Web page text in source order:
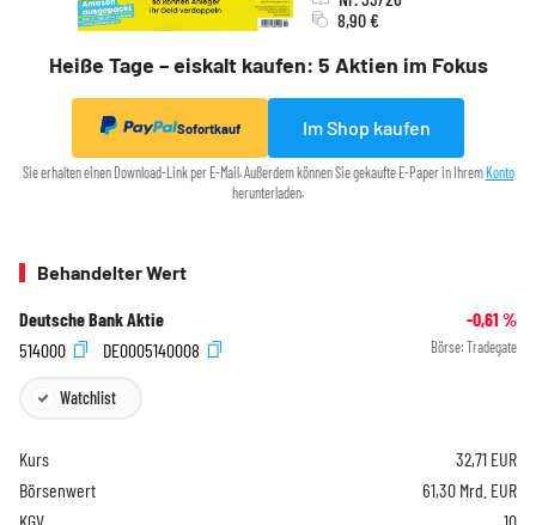
Heiße Tage – eiskalt kaufen: 5 Aktien im Fokus
8,90 €
Sofortkauf Im Shop kaufen
Sie erhalten einen Download-Link per E-Mail. Außerdem können Sie gekaufte E-Paper in Ihrem Konto
herunterladen.
Behandelter Wert
Deutsche Bank Aktie -0,61 %
514000
DE0005140008 Börse: Tradegate
Watchlist
Kurs 32,71 EUR
Börsenwert
61,30 Mrd. EUR
KGV
10